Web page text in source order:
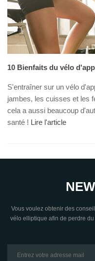
10 Bienfaits du vélo
S'entraîner sur un vélo
jambes, les cuisses et les
cela a aussi beaucoup
santé ! Lire l'article
Vous voulez obtenir des
vélo elliptique afin de perdre